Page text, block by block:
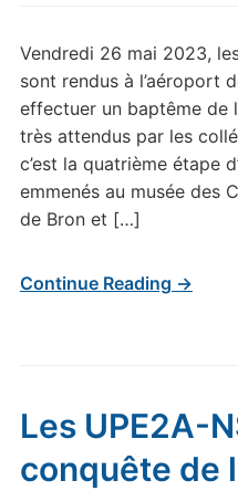
Vendredi 26 mai 2023,
sont rendus à l’aéroport
effectuer un baptême de
très attendus par les
c’est la quatrième étape
emmenés au musée des
de Bron et […]
Continue Reading →
Les UPE2A-
conquête de